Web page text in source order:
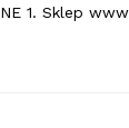
1. Sklep